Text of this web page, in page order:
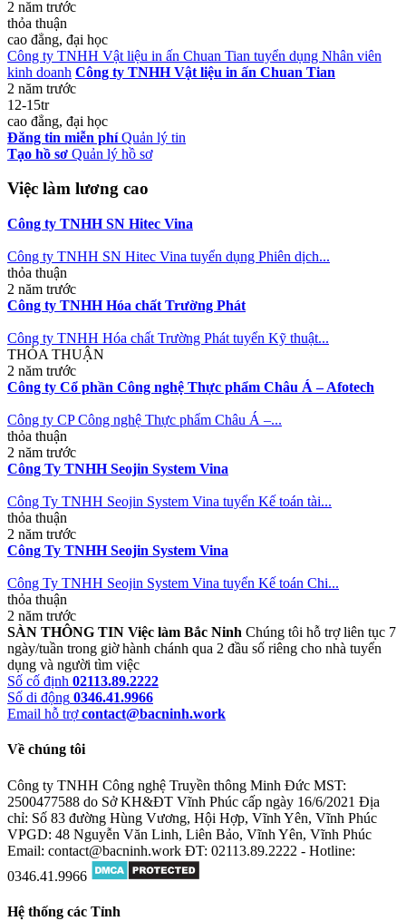
2 năm trước
thỏa thuận
cao đẳng, đại học
Công ty TNHH Vật liệu in ấn Chuan Tian tuyển dụng Nhân viên
kinh doanh Công ty TNHH Vật liệu in ấn Chuan Tian
2 năm trước
12-15tr
cao đẳng, đại học
Đăng tin miễn phí Quản lý tin
Tạo hồ sơ Quản lý hồ sơ
Việc làm lương cao
Công ty TNHH SN Hitec Vina
Công ty TNHH SN Hitec Vina tuyển dụng Phiên dịch...
thỏa thuận
2 năm trước
Công ty TNHH Hóa chất Trường Phát
Công ty TNHH Hóa chất Trường Phát tuyển Kỹ thuật...
THỎA THUẬN
2 năm trước
Công ty Cổ phần Công nghệ Thực phẩm Châu Á – Afotech
Công ty CP Công nghệ Thực phẩm Châu Á –...
thỏa thuận
2 năm trước
Công Ty TNHH Seojin System Vina
Công Ty TNHH Seojin System Vina tuyển Kế toán tài...
thỏa thuận
2 năm trước
Công Ty TNHH Seojin System Vina
Công Ty TNHH Seojin System Vina tuyển Kế toán Chi...
thỏa thuận
2 năm trước
SÀN THÔNG TIN Việc làm Bắc Ninh Chúng tôi hỗ trợ liên tục 7
ngày/tuần trong giờ hành chánh qua 2 đầu số riêng cho nhà tuyển
dụng và người tìm việc
Số cố định 02113.89.2222
Số di động 0346.41.9966
Email hỗ trợ contact@bacninh.work
Về chúng tôi
Công ty TNHH Công nghệ Truyền thông Minh Đức MST:
2500477588 do Sở KH&ĐT Vĩnh Phúc cấp ngày 16/6/2021 Địa
chỉ: Số 83 đường Hùng Vương, Hội Hợp, Vĩnh Yên, Vĩnh Phúc
VPGD: 48 Nguyễn Văn Linh, Liên Bảo, Vĩnh Yên, Vĩnh Phúc
Email: contact@bacninh.work ĐT: 02113.89.2222 - Hotline:
0346.41.9966
Hệ thống các Tỉnh